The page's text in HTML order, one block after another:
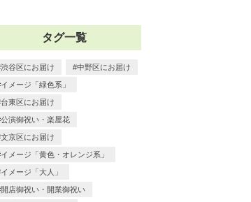
タグ一覧
渋谷区にお届け 中野区にお届け
イメージ「緑色系」
台東区にお届け
公演御祝い・楽屋花
文京区にお届け
イメージ「黄色・オレンジ系」
イメージ「大人」
開店御祝い・開業御祝い